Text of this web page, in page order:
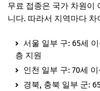
무료 접종은 국가 차원이
니다. 따라서 지역마다 차
서울 일부 구: 65세
층 지원
인천 일부 구: 70세
경북, 충북 일부 군: